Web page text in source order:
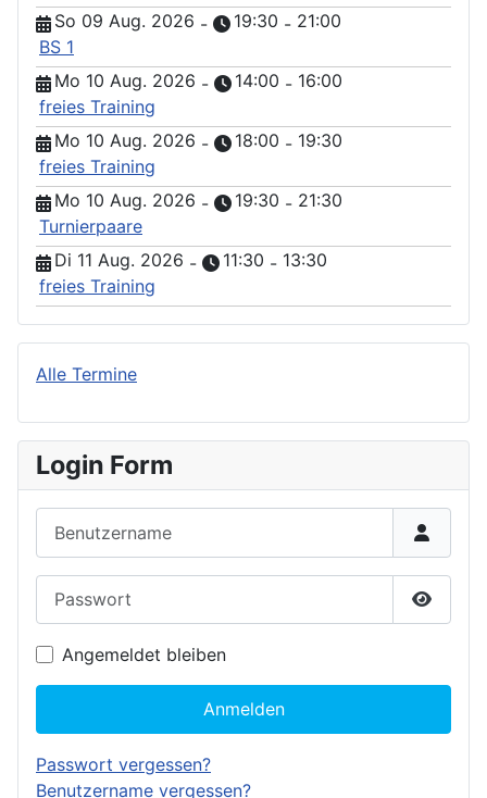
So 09 Aug. 2026 - 19:30 - 21:00
BS 1
Mo 10 Aug. 2026 - 14:00 - 16:00
freies Training
Mo 10 Aug. 2026 - 18:00 - 19:30
freies Training
Mo 10 Aug. 2026 - 19:30 - 21:30
Turnierpaare
Di 11 Aug. 2026 - 11:30 - 13:30
freies Training
Alle Termine
Login Form
Angemeldet bleiben
Anmelden
Passwort vergessen?
Benutzername vergessen?